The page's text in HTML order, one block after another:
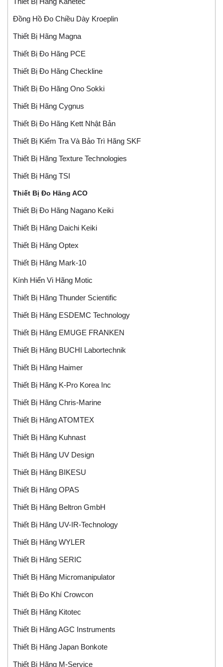
Đồng Hồ Đo Chiều Dày Kroeplin
Thiết Bị Hãng Magna
Thiết Bị Đo Hãng PCE
Thiết Bị Đo Hãng Checkline
Thiết Bị Đo Hãng Ono Sokki
Thiết Bị Hãng Cygnus
Thiết Bị Đo Hãng Kett Nhật Bản
Thiết Bị Kiểm Tra Và Bảo Trì Hãng SKF
Thiết Bị Hãng Texture Technologies
Thiết Bị Hãng TSI
Thiết Bị Đo Hãng ACO
Thiết Bị Đo Hãng Nagano Keiki
Thiết Bị Hãng Daichi Keiki
Thiết Bị Hãng Optex
Thiết Bị Hãng Mark-10
Kính Hiển Vi Hãng Motic
Thiết Bị Hãng Thunder Scientific
Thiết Bị Hãng ESDEMC Technology
Thiết Bị Hãng EMUGE FRANKEN
Thiết Bị Hãng BUCHI Labortechnik
Thiết Bị Hãng Haimer
Thiết Bị Hãng K-Pro Korea Inc
Thiết Bị Hãng Chris-Marine
Thiết Bị Hãng ATOMTEX
Thiết Bị Hãng Kuhnast
Thiết Bị Hãng UV Design
Thiết Bị Hãng BIKESU
Thiết Bị Hãng OPAS
Thiết Bị Hãng Beltron GmbH
Thiết Bị Hãng UV-IR-Technology
Thiết Bị Hãng WYLER
Thiết Bị Hãng SERIC
Thiết Bị Hãng Micromanipulator
Thiết Bị Đo Khí Crowcon
Thiết Bị Hãng Kitotec
Thiết Bị Hãng AGC Instruments
Thiết Bị Hãng Japan Bonkote
Thiết Bị Hãng M-Service